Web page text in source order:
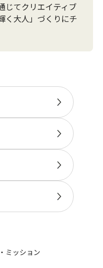
じてクリエイティブ
く大人」づくりにチ
ミッション